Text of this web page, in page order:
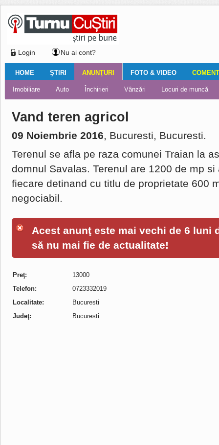
Login Nu ai cont?
HOME
Ştiri locale Turnaţi aici! Nemulţumirile localnicilor
ŞTIRI
Ştiri locale Ştiri din ţară Financiar Editorial
ANUNŢURI
Imobiliare Auto Închirieri Vânzări Locuri de muncă
FOTO & VIDEO
Galerii Foto Galerii video
Comentariul zilei
Vand teren agricol
09 Noiembrie 2016, Bucuresti, Bucuresti.
Terenul se afla pe raza comunei Traian la
domnul Savalas. Terenul are 1200 de mp
fiecare detinand cu titlu de proprietate 600
negociabil.
Acest anunţ este mai vechi de 6 luni
să nu mai fie de actualitate!
Preţ:
13000
Telefon:
0723332019
Localitate:
Bucuresti
Judeţ:
Bucuresti